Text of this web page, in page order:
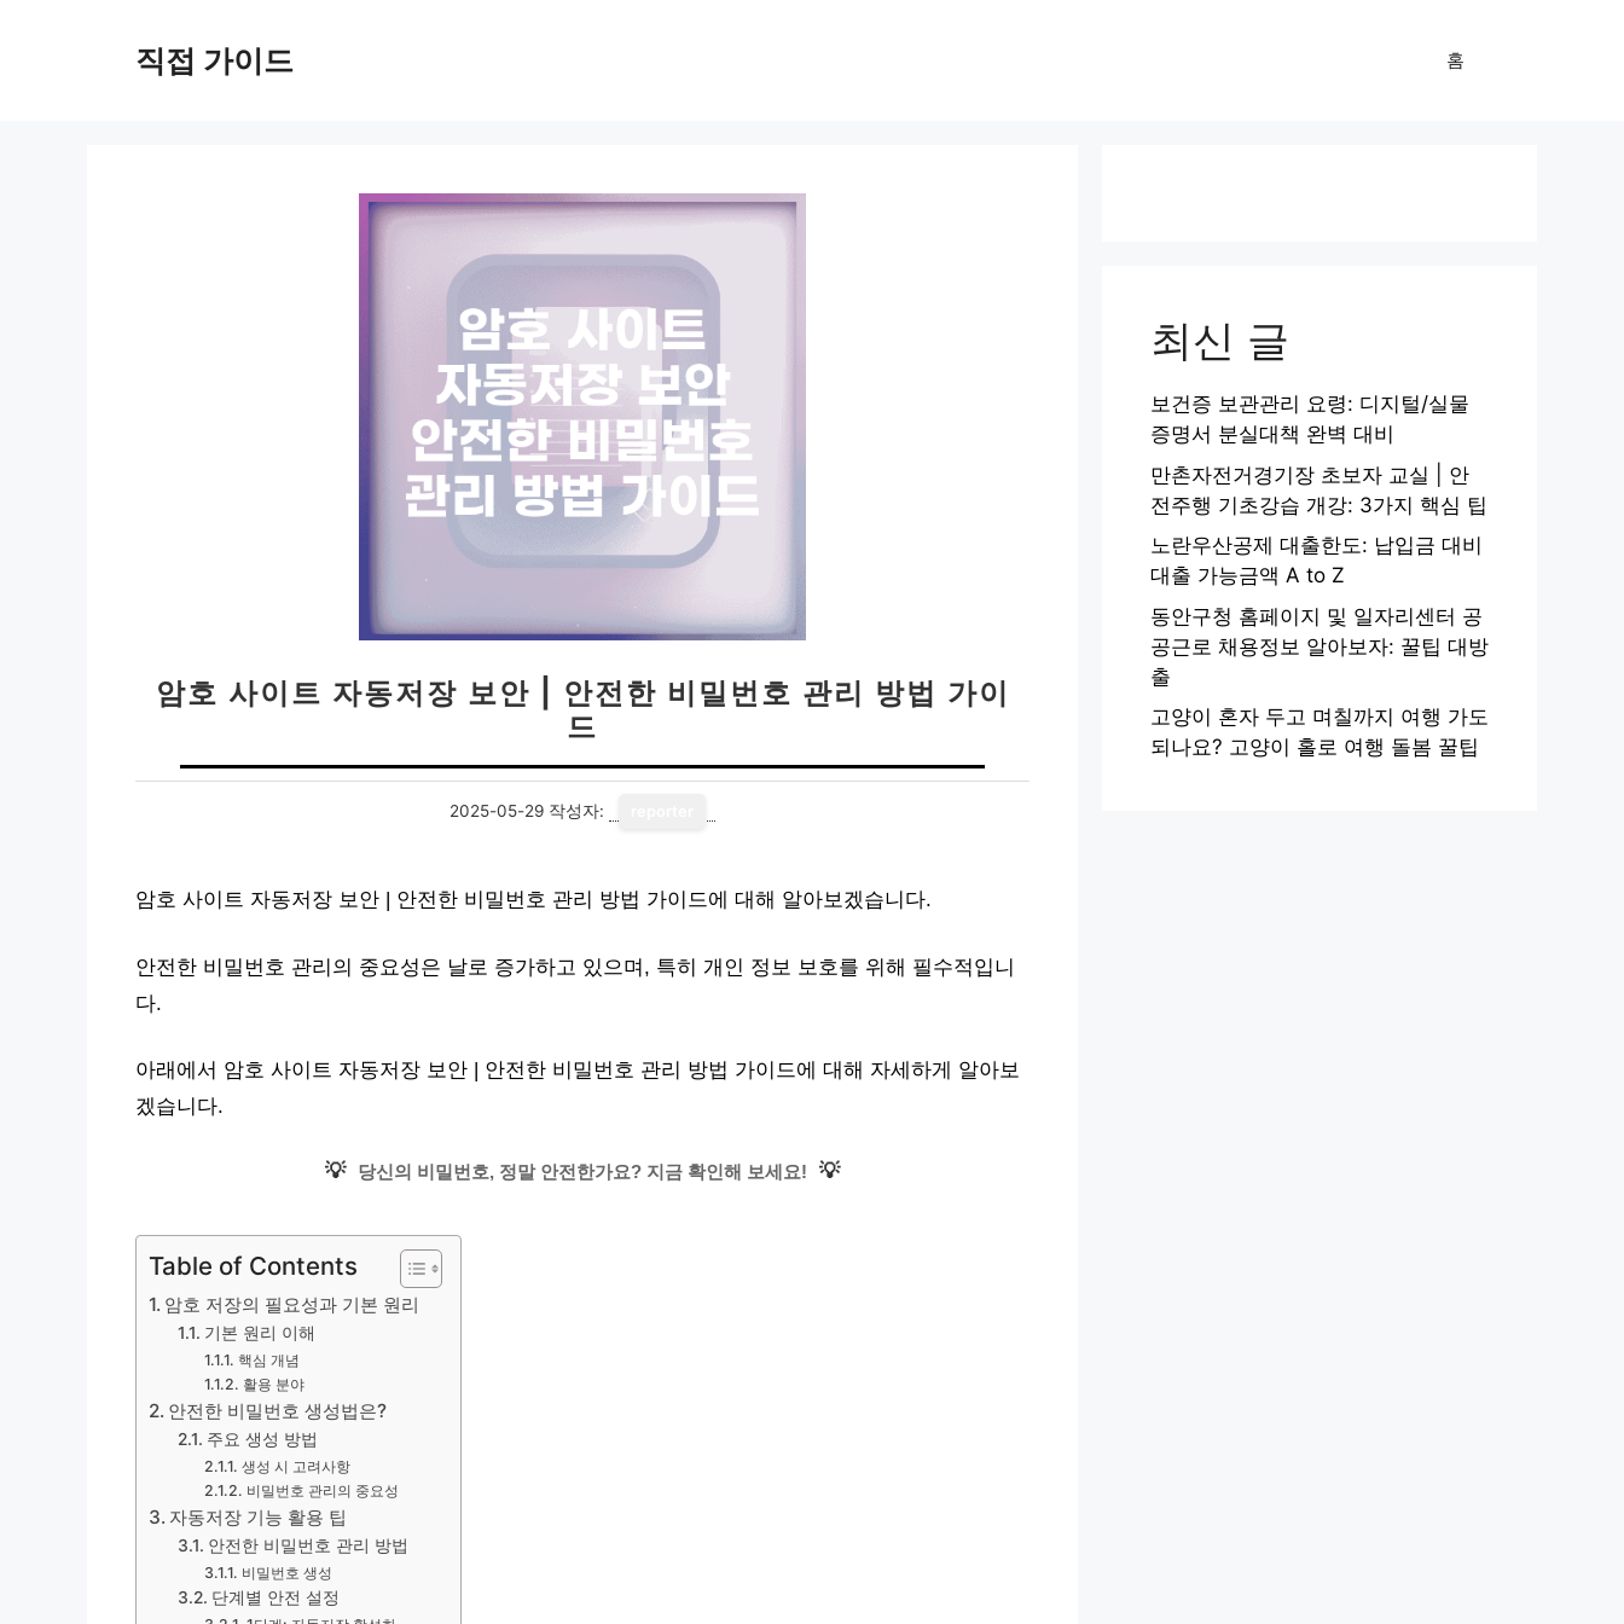
직접 가이드 홈
암호 사이트 자동저장 보안 | 안전한 비밀번호 관리 방법 가이
드
2025-05-29 작성자:
암호 사이트 자동저장 보안 | 안전한 비밀번호 관리 방법 가이드에 대해 알아보겠습니다.
안전한 비밀번호 관리의 중요성은 날로 증가하고 있으며, 특히 개인 정보 보호를 위해 필수적입니
다.
아래에서 암호 사이트 자동저장 보안 | 안전한 비밀번호 관리 방법 가이드에 대해 자세하게 알아보
겠습니다.
💡 당신의 비밀번호, 정말 안전한가요? 지금 확인해 보세요! 💡
Table of Contents
암호 저장의 필요성과 기본 원리
기본 원리 이해
핵심 개념
활용 분야
안전한 비밀번호 생성법은?
주요 생성 방법
생성 시 고려사항
비밀번호 관리의 중요성
자동저장 기능 활용 팁
안전한 비밀번호 관리 방법
비밀번호 생성
단계별 안전 설정
최신 글
보건증 보관관리 요령: 디지털/실물
증명서 분실대책 완벽 대비
만촌자전거경기장 초보자 교실 | 안
전주행 기초강습 개강: 3가지 핵심 팁
노란우산공제 대출한도: 납입금 대비
대출 가능금액 A to Z
동안구청 홈페이지 및 일자리센터 공
공근로 채용정보 알아보자: 꿀팁 대방
출
고양이 혼자 두고 며칠까지 여행 가도
되나요? 고양이 홀로 여행 돌봄 꿀팁